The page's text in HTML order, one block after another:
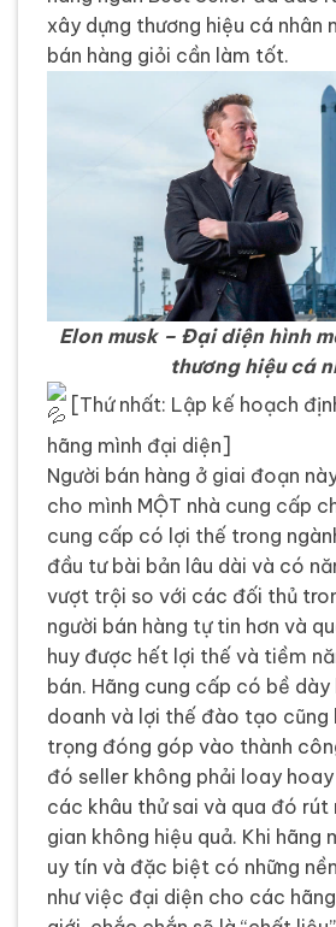
xây dựng thương hiệu cá nhân
bán hàng giỏi cần làm tốt.
Elon musk – Đại diện hình
thương hiệu cá
[Thứ nhất: Lập kế hoạch
hãng mình đại diện]
Người bán hàng ở giai đoạn
cho mình MỘT nhà cung cấp
cung cấp có lợi thế trong
đầu tư bài bản lâu dài và có
vượt trội so với các đối thủ
người bán hàng tự tin hơn và
huy được hết lợi thế và tiềm
bán. Hãng cung cấp có bề dày
doanh và lợi thế đào tạo cũng
trọng đóng góp vào thành
đó seller không phải loay
các khâu thử sai và qua đó rút
gian không hiệu quả. Khi hãng
uy tín và đặc biệt có những
như việc đại diện cho các